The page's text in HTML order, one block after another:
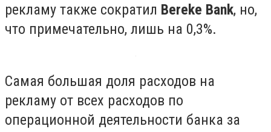
рекламу также сократил Bereke Bank, но,
что примечательно, лишь на 0,3%.
Самая большая доля расходов на
рекламу от всех расходов по
операционной деятельности банка за